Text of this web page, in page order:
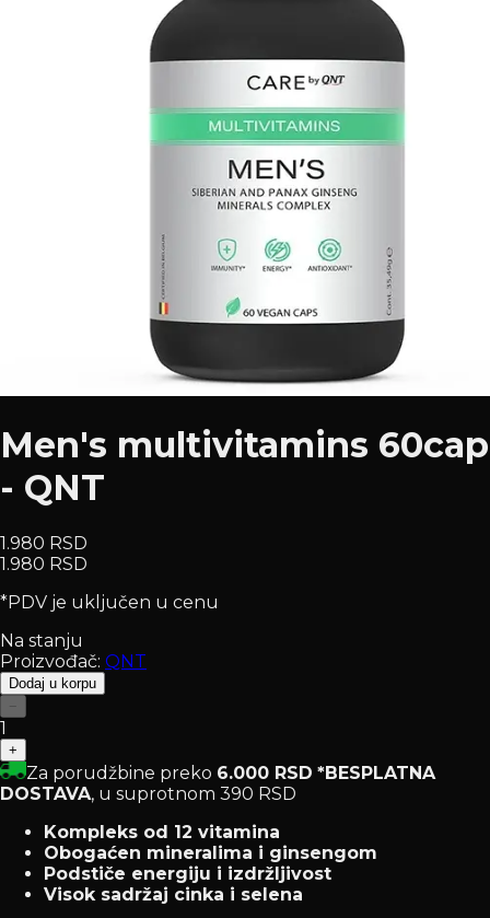
Men's multivitamins 60cap
- QNT
1.980 RSD
1.980 RSD
*PDV je uključen u cenu
Na stanju
Proizvođač: QNT
Dodaj u korpu
−
1
+
Za porudžbine preko 6.000 RSD *BESPLATNA
DOSTAVA, u suprotnom 390 RSD
Kompleks od 12 vitamina
Obogaćen mineralima i ginsengom
Podstiče energiju i izdržljivost
Visok sadržaj cinka i selena